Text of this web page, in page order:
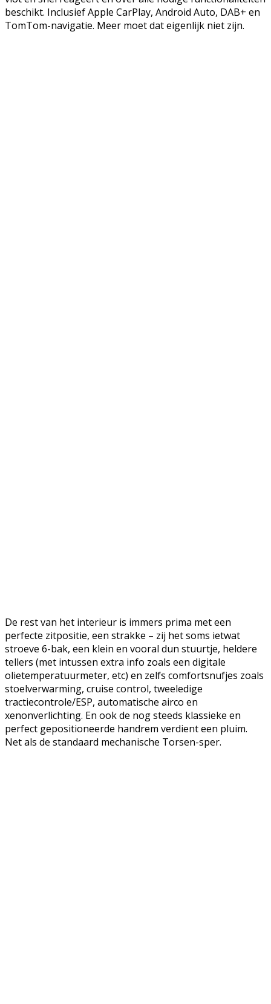
beschikt. Inclusief Apple CarPlay, Android Auto, DAB+ en
TomTom-navigatie. Meer moet dat eigenlijk niet zijn.
De rest van het interieur is immers prima met een
perfecte zitpositie, een strakke – zij het soms ietwat
stroeve 6-bak, een klein en vooral dun stuurtje, heldere
tellers (met intussen extra info zoals een digitale
olietemperatuurmeter, etc) en zelfs comfortsnufjes zoals
stoelverwarming, cruise control, tweeledige
tractiecontrole/ESP, automatische airco en
xenonverlichting. En ook de nog steeds klassieke en
perfect gepositioneerde handrem verdient een pluim.
Net als de standaard mechanische Torsen-sper.